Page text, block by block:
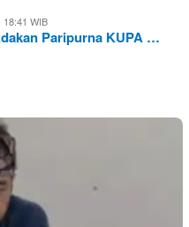
18:41 WIB
Paripurna KUPA …